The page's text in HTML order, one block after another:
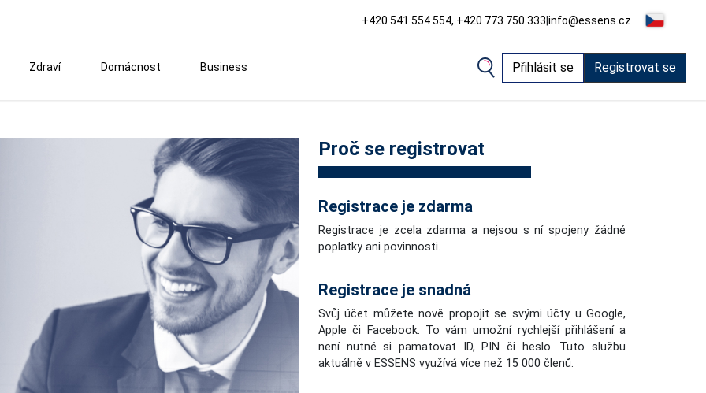
+420 541 554 554, +420 773 750 333|info@essens.cz
Zdraví Domácnost Business Přihlásit se Registrovat se
Proč se registrovat
Registrace je zdarma
Registrace je zcela zdarma a nejsou s ní spojeny žádné
poplatky ani povinnosti.
Registrace je snadná
Svůj účet můžete nově propojit se svými účty u Google,
Apple či Facebook. To vám umožní rychlejší přihlášení a
není nutné si pamatovat ID, PIN či heslo. Tuto službu
aktuálně v ESSENS využívá více než 15 000 členů.